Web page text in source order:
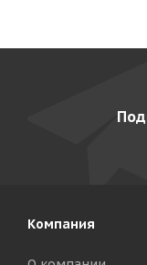
Компания